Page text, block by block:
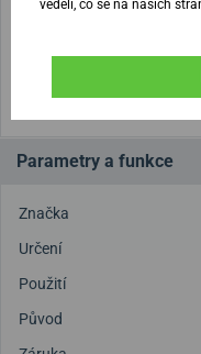
(U tisku
Parametry a funkce
Značka
Určení
Použití
Původ
věděli, co se na našich